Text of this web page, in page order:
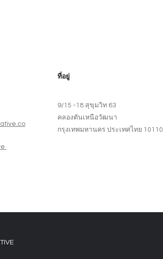
ที่อยู่
9/15 -18 สุขุมวิท 63
คลองตันเหนือวัฒนา
กรุงเทพมหานคร ประเทศไทย 10110